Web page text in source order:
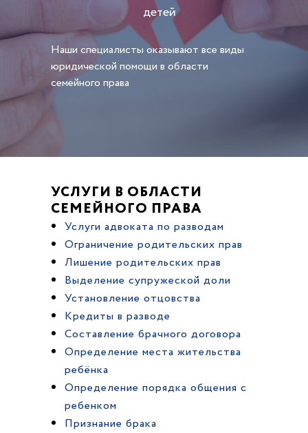
детей
Наши специалисты оказывают все виды
юридической помощи в области
семейного права
УСЛУГИ В ОБЛАСТИ
СЕМЕЙНОГО ПРАВА
Услуги адвоката по разводам
Ограничение родительских прав
Лишение родительских прав
Выделение супружеской доли
Установление отцовства
Кредиты в разводе
Составление брачного договора
Определение места жительства
ребёнка
Определение порядка общения с
ребенком
Признание брака